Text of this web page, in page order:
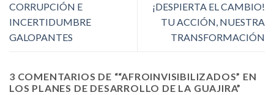
CORRUPCIÓN E
INCERTIDUMBRE
GALOPANTES
¡DESPIERTA EL CAMBIO!
TU ACCIÓN, NUESTRA
TRANSFORMACIÓN
3 COMENTARIOS DE ““AFROINVISIBILIZADOS” EN
LOS PLANES DE DESARROLLO DE LA GUAJIRA”